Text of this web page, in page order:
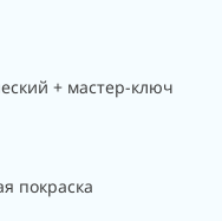
+ мастер-ключ
покраска